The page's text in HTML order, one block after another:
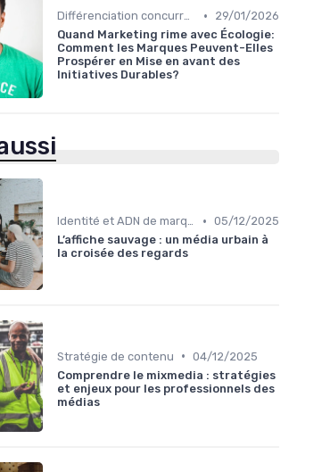
Différenciation concurrentielle •
29/01/2026
Quand Marketing rime avec Écologie:
Comment les Marques Peuvent-Elles
Prospérer en Mise en avant des
Initiatives Durables?
Identité et ADN de marque • 05/12/2025
L’affiche sauvage : un média urbain à
la croisée des regards
Stratégie de contenu • 04/12/2025
Comprendre le mixmedia : stratégies
et enjeux pour les professionnels des
médias